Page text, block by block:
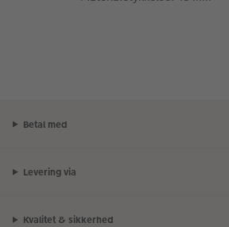
Betal med
Levering via
Kvalitet & sikkerhed